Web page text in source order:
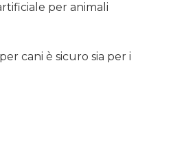
per animali
cani è sicuro sia per i